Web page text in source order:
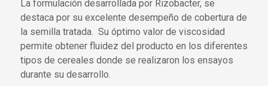
La formulación desarrollada por Rizobacter, se
destaca por su excelente desempeño de cobertura de
la semilla tratada. Su óptimo valor de viscosidad
permite obtener fluidez del producto en los diferentes
tipos de cereales donde se realizaron los ensayos
durante su desarrollo.